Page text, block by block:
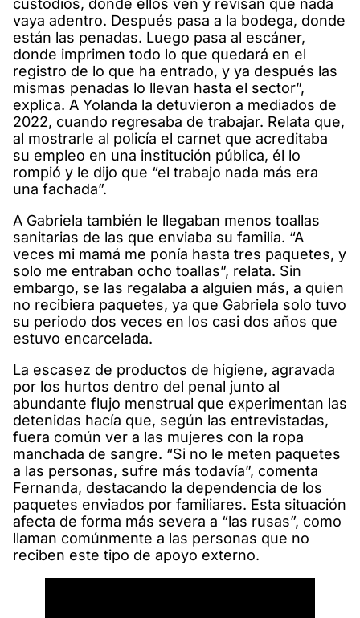
custodios, donde ellos ven y revisan que nada
vaya adentro. Después pasa a la bodega, donde
están las penadas. Luego pasa al escáner,
donde imprimen todo lo que quedará en el
registro de lo que ha entrado, y ya después las
mismas penadas lo llevan hasta el sector”,
explica. A Yolanda la detuvieron a mediados de
2022, cuando regresaba de trabajar. Relata que,
al mostrarle al policía el carnet que acreditaba
su empleo en una institución pública, él lo
rompió y le dijo que “el trabajo nada más era
una fachada”.
A Gabriela también le llegaban menos toallas
sanitarias de las que enviaba su familia. “A
veces mi mamá me ponía hasta tres paquetes, y
solo me entraban ocho toallas”, relata. Sin
embargo, se las regalaba a alguien más, a quien
no recibiera paquetes, ya que Gabriela solo tuvo
su periodo dos veces en los casi dos años que
estuvo encarcelada.
La escasez de productos de higiene, agravada
por los hurtos dentro del penal junto al
abundante flujo menstrual que experimentan las
detenidas hacía que, según las entrevistadas,
fuera común ver a las mujeres con la ropa
manchada de sangre. “Si no le meten paquetes
a las personas, sufre más todavía”, comenta
Fernanda, destacando la dependencia de los
paquetes enviados por familiares. Esta situación
afecta de forma más severa a “las rusas”, como
llaman comúnmente a las personas que no
reciben este tipo de apoyo externo.